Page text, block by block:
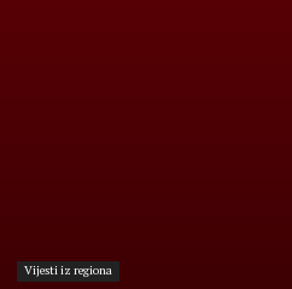
Vijesti iz regiona